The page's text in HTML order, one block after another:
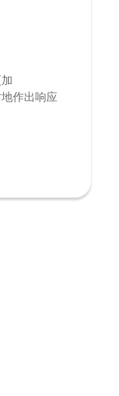
作出响应